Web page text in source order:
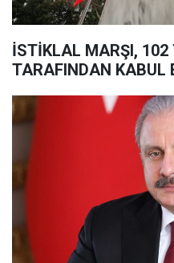
İSTİKLAL MARŞI, 102
TARAFINDAN KABUL